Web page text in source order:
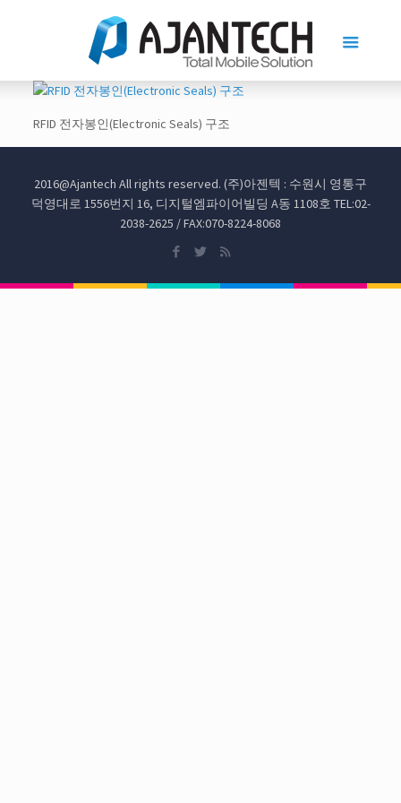
RFID 전자봉인(Electronic Seals) 구조
2016@Ajantech All rights reserved. (주)아젠텍 : 수원시 영통구
덕영대로 1556번지 16, 디지털엠파이어빌딩 A동 1108호 TEL:02-
2038-2625 / FAX:070-8224-8068